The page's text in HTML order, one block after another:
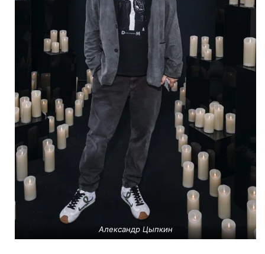
Александр Цыпкин